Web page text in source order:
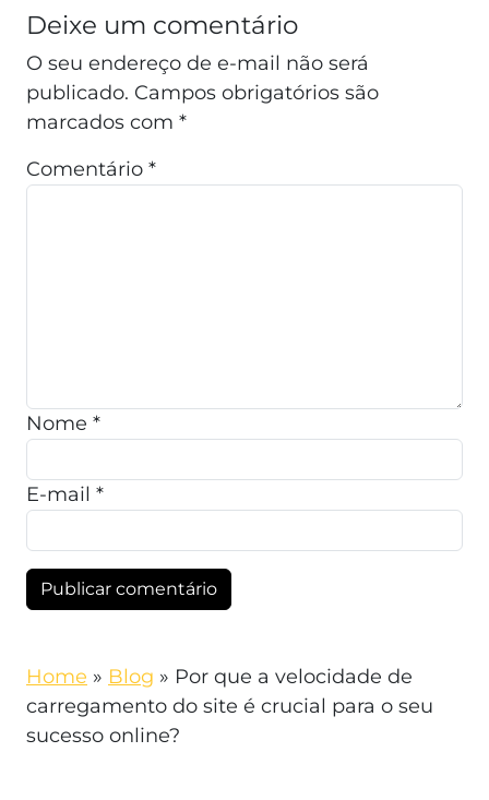
Deixe um comentário
O seu endereço de e-mail não será
publicado. Campos obrigatórios são
marcados com *
Comentário *
Nome *
E-mail *
Home » Blog » Por que a velocidade de
carregamento do site é crucial para o seu
sucesso online?